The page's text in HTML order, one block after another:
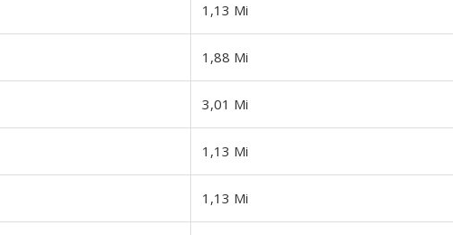
1,13 Mi
1,88 Mi
3,01 Mi
1,13 Mi
1,13 Mi